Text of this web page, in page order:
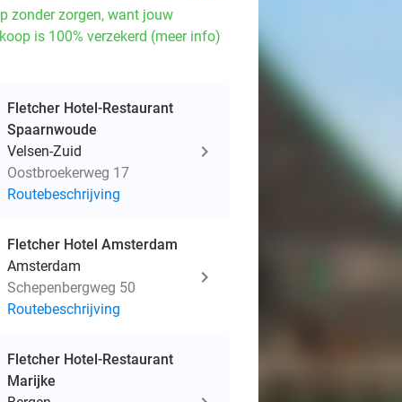
zonder zorgen, want jouw
is 100% verzekerd (meer info)
Fletcher Hotel-Restaurant
Spaarnwoude
Velsen-Zuid
Oostbroekerweg 17
Routebeschrijving
Fletcher Hotel Amsterdam
Amsterdam
Schepenbergweg 50
Routebeschrijving
Fletcher Hotel-Restaurant
Marijke